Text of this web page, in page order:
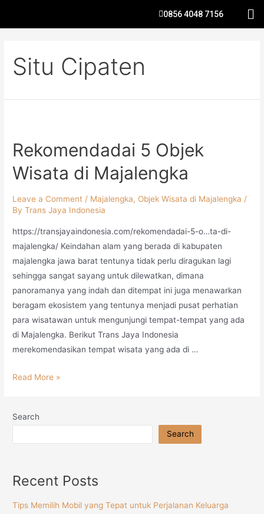
0856 4048 7156
Situ Cipaten
Rekomendadai 5 Objek
Wisata di Majalengka
Leave a Comment / Majalengka, Objek Wisata di Majalengka /
ByTrans Jaya Indonesia
https://transjayaindonesia.com/rekomendadai-5-o…ta-di-
majalengka/ Keindahan alam yang berada di kabupaten
majalengka jawa barat tentunya tidak perlu diragukan lagi
sehingga sangat sayang untuk dilewatkan, dimana
panoramanya yang indah dan ditempat ini juga menawarkan
beragam ekosistem yang tentunya menjadi pusat perhatian
para wisatawan untuk mengunjungi tempat-tempat yang ada
di Majalengka. Berikut Trans Jaya Indonesia
merekomendasikan tempat wisata yang ada di …
Read More »
Search
Search
Recent Posts
Tips Memilih Mobil yang Tepat untuk Perjalanan Keluarga